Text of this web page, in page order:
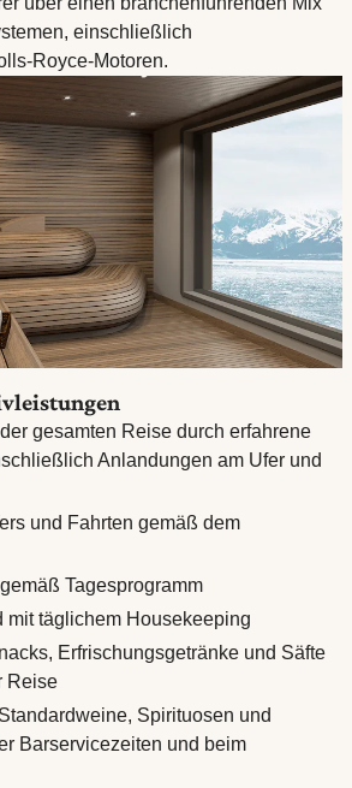
einschließlich
Royce-Motoren.
gesamten Reise durch erfahrene
Anlandungen am Ufer und
und Fahrten gemäß dem
Tagesprogramm
mit täglichem Housekeeping
Erfrischungsgetränke und Säfte
Reise
Spirituosen und
Barservicezeiten und beim